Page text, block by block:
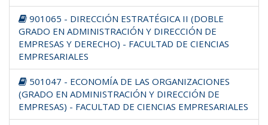
901065 - DIRECCIÓN ESTRATÉGICA II (DOBLE
GRADO EN ADMINISTRACIÓN Y DIRECCIÓN DE
EMPRESAS Y DERECHO) - FACULTAD DE CIENCIAS
EMPRESARIALES
501047 - ECONOMÍA DE LAS ORGANIZACIONES
(GRADO EN ADMINISTRACIÓN Y DIRECCIÓN DE
EMPRESAS) - FACULTAD DE CIENCIAS EMPRESARIALES